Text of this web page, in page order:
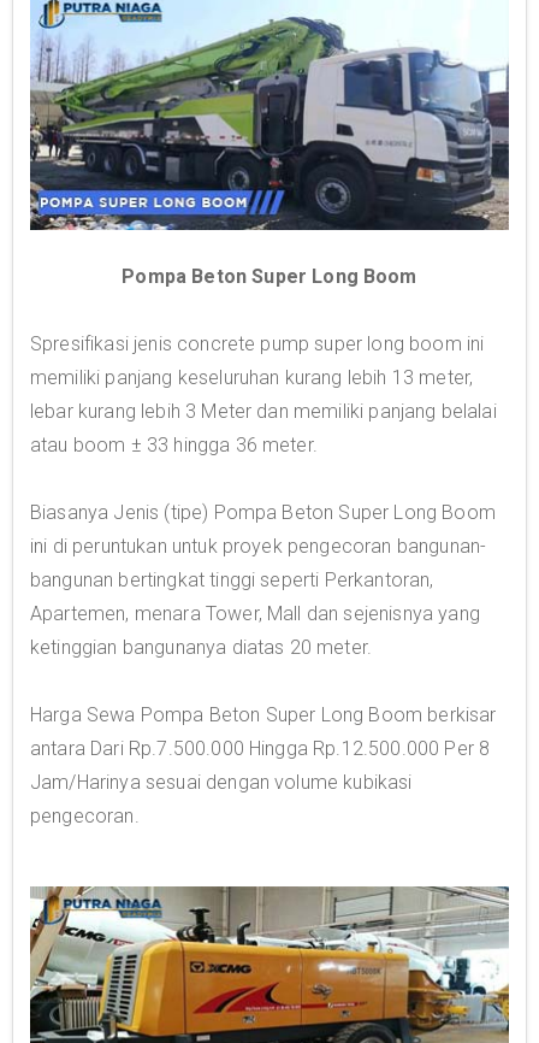
Pompa Beton Super Long Boom
Spresifikasi jenis concrete pump super long boom ini
memiliki panjang keseluruhan kurang lebih 13 meter,
lebar kurang lebih 3 Meter dan memiliki panjang belalai
atau boom ± 33 hingga 36 meter.
Biasanya Jenis (tipe) Pompa Beton Super Long Boom
ini di peruntukan untuk proyek pengecoran bangunan-
bangunan bertingkat tinggi seperti Perkantoran,
Apartemen, menara Tower, Mall dan sejenisnya yang
ketinggian bangunanya diatas 20 meter.
Harga Sewa Pompa Beton Super Long Boom berkisar
antara Dari Rp.7.500.000 Hingga Rp.12.500.000 Per 8
Jam/Harinya sesuai dengan volume kubikasi
pengecoran.